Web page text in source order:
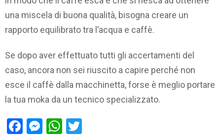
una miscela di buona qualità, bisogna creare un
rapporto equilibrato tra l’acqua e caffè.
Se dopo aver effettuato tutti gli accertamenti del
caso, ancora non sei riuscito a capire perché non
esce il caffè dalla macchinetta, forse è meglio portare
la tua moka da un tecnico specializzato.
Facebook
Messenger
WhatsApp